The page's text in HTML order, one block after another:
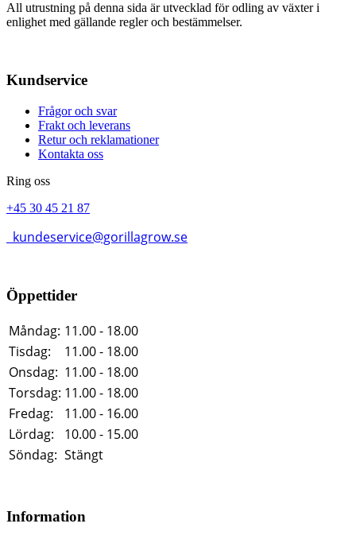
All utrustning på denna sida är utvecklad för odling av växter i
enlighet med gällande regler och bestämmelser.
Kundservice
Frågor och svar
Frakt och leverans
Retur och reklamationer
Kontakta oss
Ring oss
+45 30 45 21 87
kundeservice@gorillagrow.se
Öppettider
Måndag: 11.00 - 18.00
Tisdag:
11.00 - 18.00
Onsdag: 11.00 - 18.00
Torsdag: 11.00 - 18.00
Fredag:
11.00 - 16.00
Lördag:
10.00 - 15.00
Söndag: Stängt
Information